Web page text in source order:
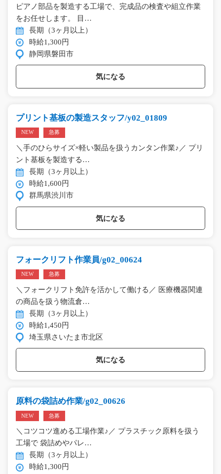
ピアノ部品を製造する工場で、完成品の検査や組立作業
をお任せします。 目…
長期（3ヶ月以上）
時給1,300円
静岡県磐田市
気になる
プリント基板の製造スタッフ/y02_01809
NEW 急募
＼手のひらサイズ×軽い製品を扱うカンタン作業♪／ プリ
ント基板を製造する…
長期（3ヶ月以上）
時給1,600円
群馬県渋川市
気になる
フォークリフト作業員/g02_00624
NEW 急募
＼フォークリフト免許を活かして働ける／ 医療機器関連
の商品を扱う物流倉…
長期（3ヶ月以上）
時給1,450円
埼玉県さいたま市北区
気になる
原料の袋詰め作業/g02_00626
NEW 急募
＼コツコツ進める工場作業♪／ プラスチック原料を扱う
工場で 袋詰めやパレ…
長期（3ヶ月以上）
時給1,300円